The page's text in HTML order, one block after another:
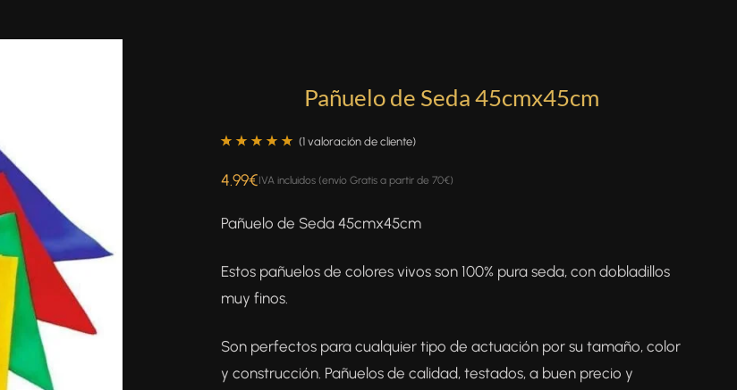
Pañuelo de Seda 45cmx45cm
con5.00de
valoración
(1 valoración de cliente)
4.99€IVA incluidos (envío Gratis a partir de 70€)
Pañuelo de Seda 45cmx45cm
Estos pañuelos de colores vivos son 100% pura seda, con dobladillos
muy finos.
Son perfectos para cualquier tipo de actuación por su tamaño, color
y construcción. Pañuelos de calidad, testados, a buen precio y